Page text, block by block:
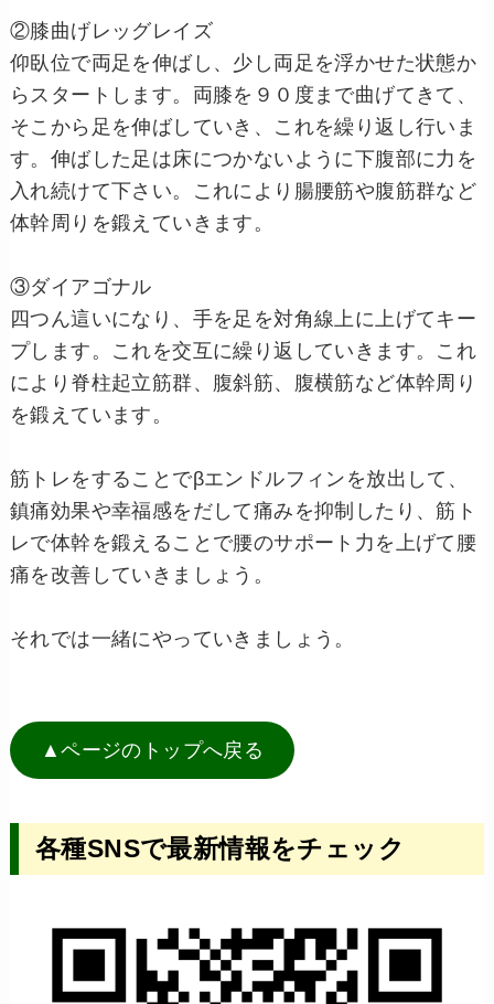
②膝曲げレッグレイズ
仰臥位で両足を伸ばし、少し両足を浮かせた状態か
らスタートします。両膝を９０度まで曲げてきて、
そこから足を伸ばしていき、これを繰り返し行いま
す。伸ばした足は床につかないように下腹部に力を
入れ続けて下さい。これにより腸腰筋や腹筋群など
体幹周りを鍛えていきます。
③ダイアゴナル
四つん這いになり、手を足を対角線上に上げてキー
プします。これを交互に繰り返していきます。これ
により脊柱起立筋群、腹斜筋、腹横筋など体幹周り
を鍛えています。
筋トレをすることでβエンドルフィンを放出して、
鎮痛効果や幸福感をだして痛みを抑制したり、筋ト
レで体幹を鍛えることで腰のサポート力を上げて腰
痛を改善していきましょう。
それでは一緒にやっていきましょう。
▲ページのトップへ戻る
各種SNSで最新情報をチェック